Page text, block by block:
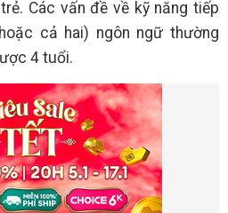
Các vấn đề về kỹ năng tiếp
cả hai) ngôn ngữ thường
4 tuổi.